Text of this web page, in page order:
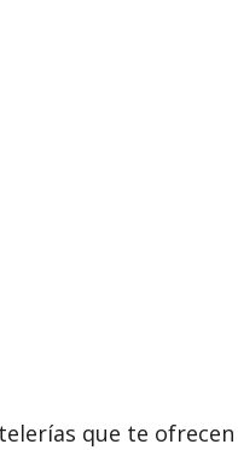
que te ofrecen